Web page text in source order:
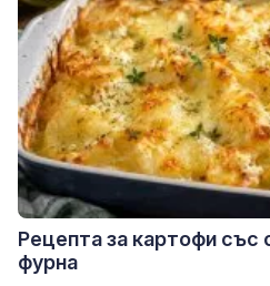
Рецепта за картофи със
фурна